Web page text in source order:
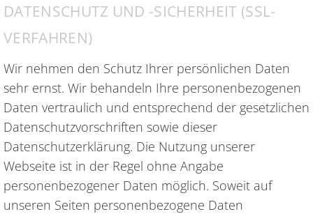
DATENSCHUTZ UND -SICHERHEIT (SSL-
VERFAHREN)
Wir nehmen den Schutz Ihrer persönlichen Daten
sehr ernst. Wir behandeln Ihre personenbezogenen
Daten vertraulich und entsprechend der gesetzlichen
Datenschutzvorschriften sowie dieser
Datenschutzerklärung. Die Nutzung unserer
Webseite ist in der Regel ohne Angabe
personenbezogener Daten möglich. Soweit auf
unseren Seiten personenbezogene Daten